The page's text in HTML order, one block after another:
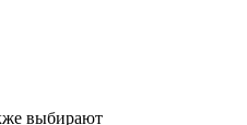
выбирают